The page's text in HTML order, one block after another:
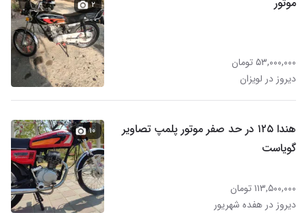
۵۳,۰۰۰,۰۰۰ تومان
دیروز در لویزان
۲
هندا ۱۲۵ در حد صفر موتور پلمپ تصاویر
گویاست
۱۱۳,۵۰۰,۰۰۰ تومان
دیروز در هفده شهریور
۱۰